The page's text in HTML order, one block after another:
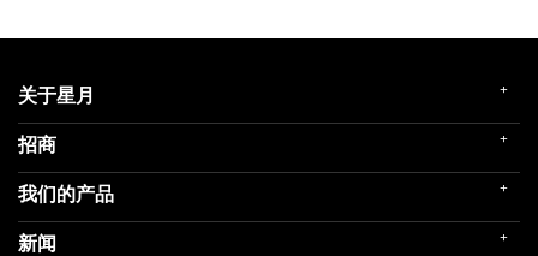
关于星月 +
企业简介
企业文化
荣誉殿堂
招商 +
门店展示
我们的产品 +
民用家装（零售）
新闻 +